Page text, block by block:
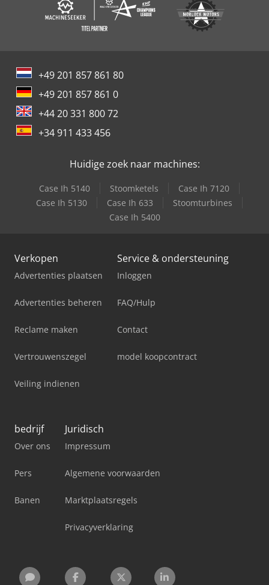
+49 201 857 861 80
+49 201 857 861 0
+44 20 331 800 72
+34 911 433 456
Huidige zoek naar machines:
Case Ih 5140 Stoomketels
Case Ih 7120
Case Ih 5130
Case Ih 633
Stoomturbines
Case Ih 5400
Verkopen
Advertenties plaatsen
Advertenties beheren
Reclame maken
Vertrouwenszegel
Veiling indienen
Service & ondersteuning
Inloggen
FAQ/Hulp
Contact
model koopcontract
bedrijf
Over ons
Pers
Banen
Juridisch
Impressum
Algemene voorwaarden
Marktplaatsregels
Privacyverklaring